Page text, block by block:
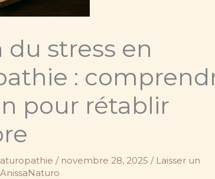
du stress en
:
pour rétablir
/ novembre 28, 2025 / Laisser un
AnissaNaturo